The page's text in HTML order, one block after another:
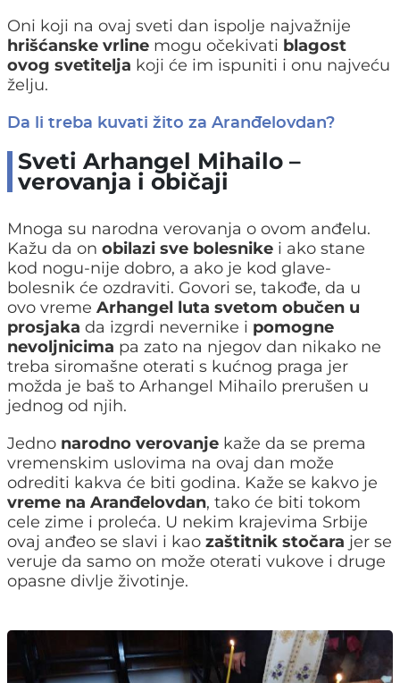
Oni koji na ovaj sveti dan ispolje najvažnije
hrišćanske vrline mogu očekivati blagost
ovog svetitelja koji će im ispuniti i onu najveću
želju.
Da li treba kuvati žito za Aranđelovdan?
Sveti Arhangel Mihailo –
verovanja i običaji
Mnoga su narodna verovanja o ovom anđelu.
Kažu da on obilazi sve bolesnike i ako stane
kod nogu-nije dobro, a ako je kod glave-
bolesnik će ozdraviti. Govori se, takođe, da u
ovo vreme Arhangel luta svetom obučen u
prosjaka da izgrdi nevernike i pomogne
nevoljnicima pa zato na njegov dan nikako ne
treba siromašne oterati s kućnog praga jer
možda je baš to Arhangel Mihailo prerušen u
jednog od njih.
Jedno narodno verovanje kaže da se prema
vremenskim uslovima na ovaj dan može
odrediti kakva će biti godina. Kaže se kakvo je
vreme na Aranđelovdan, tako će biti tokom
cele zime i proleća. U nekim krajevima Srbije
ovaj anđeo se slavi i kao zaštitnik stočara jer se
veruje da samo on može oterati vukove i druge
opasne divlje životinje.